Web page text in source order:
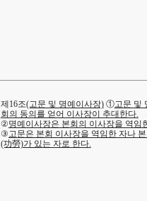
제16조(고문 및 명예이사장)①고문 및
회의 동의를 얻어 이사장이 추대한다.
②명예이사장은 본회의 이사장을 역임
③고문은 본회 이사장을 역임한 자나
(功勞)가 있는 자로 한다.